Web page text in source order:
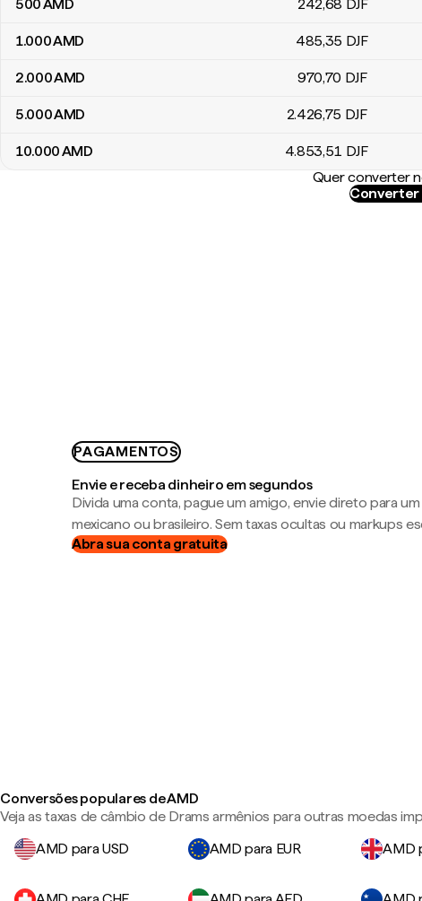
500AMD 242,68 DJF
1.000AMD 485,35 DJF
2.000AMD 970,70 DJF
5.000AMD 2.426,75 DJF
10.000AMD 4.853,51 DJF
Quer converter
Converter
PAGAMENTOS
Envie e receba dinheiro em segundos
Divida uma conta, pague um amigo, envie direto para
mexicano ou brasileiro. Sem taxas ocultas ou markups
Abra sua conta gratuita
Conversões populares de AMD
Veja as taxas de câmbio de Drams armênios para outras moedas
AMD para USD
AMD para EUR AMD